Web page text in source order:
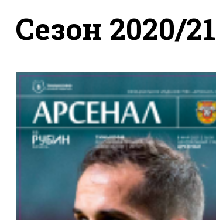
Cезон 2020/21